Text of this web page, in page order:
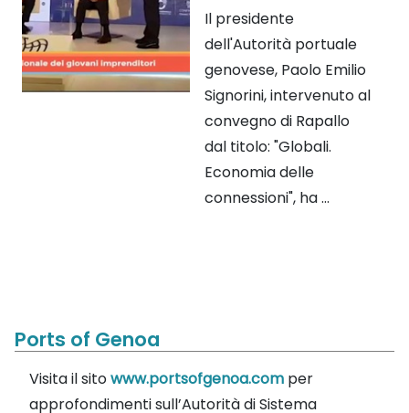
Il presidente
dell'Autorità portuale
genovese, Paolo Emilio
Signorini, intervenuto al
convegno di Rapallo
dal titolo: "Globali.
Economia delle
connessioni", ha ...
Ports of Genoa
Visita il sitowww.portsofgenoa.com per
approfondimenti sull’Autorità di Sistema